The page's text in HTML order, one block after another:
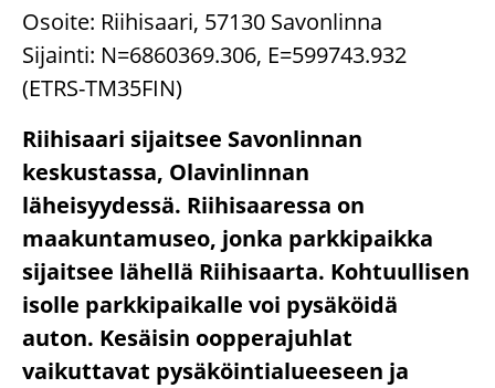
Osoite: Riihisaari, 57130 Savonlinna
Sijainti: N=6860369.306, E=599743.932
(ETRS-TM35FIN)
Riihisaari sijaitsee Savonlinnan
keskustassa, Olavinlinnan
läheisyydessä. Riihisaaressa on
maakuntamuseo, jonka parkkipaikka
sijaitsee lähellä Riihisaarta. Kohtuullisen
isolle parkkipaikalle voi pysäköidä
auton. Kesäisin oopperajuhlat
vaikuttavat pysäköintialueeseen ja